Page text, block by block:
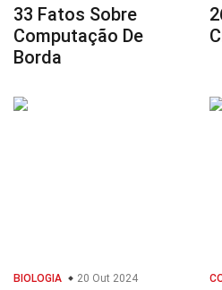
33 Fatos Sobre
Computação De
Borda
BIOLOGIA 20 Out 2024